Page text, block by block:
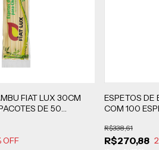
FIAT LUX 30CM
DE 50
OFF
ESPETOS DE
COM 100
R$270,88
R$338,61